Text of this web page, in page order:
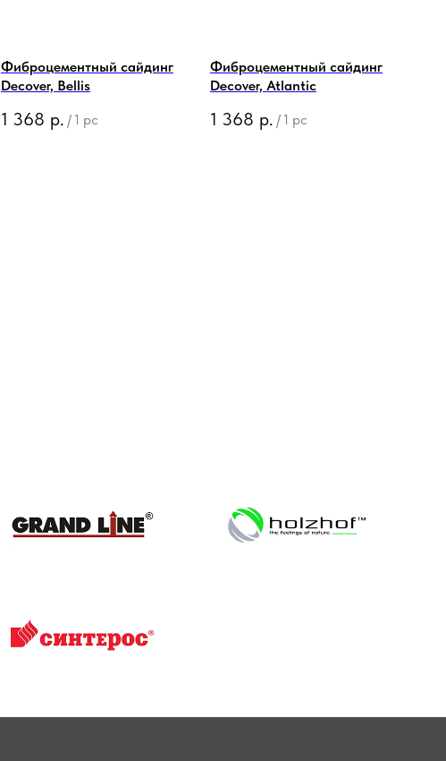
Фиброцементный сайдинг
Decover, Bellis
1 368 р. / 1 pc
Фиброцементный сайдинг
Decover, Atlantic
1 368 р. / 1 pc